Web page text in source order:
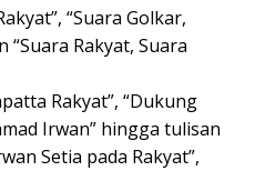
“Suara Golkar,
“Suara Rakyat, Suara
Rakyat”, “Dukung
Irwan” hingga tulisan
Setia pada Rakyat”,